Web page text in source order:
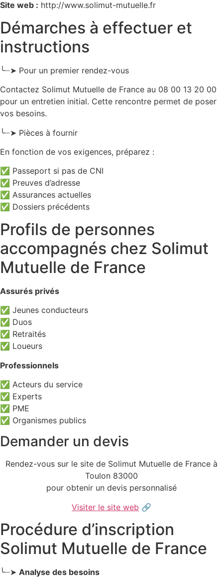
Site web : http://www.solimut-mutuelle.fr
Démarches à effectuer et
instructions
╰┈➤ Pour un premier rendez-vous
Contactez Solimut Mutuelle de France au 08 00 13 20 00
pour un entretien initial. Cette rencontre permet de poser
vos besoins.
╰┈➤ Pièces à fournir
En fonction de vos exigences, préparez :
✅ Passeport si pas de CNI
✅ Preuves d’adresse
✅ Assurances actuelles
✅ Dossiers précédents
Profils de personnes
accompagnés chez Solimut
Mutuelle de France
Assurés privés
✅ Jeunes conducteurs
✅ Duos
✅ Retraités
✅ Loueurs
Professionnels
✅ Acteurs du service
✅ Experts
✅ PME
✅ Organismes publics
Demander un devis
Rendez-vous sur le site de Solimut Mutuelle de France à
Toulon 83000
pour obtenir un devis personnalisé
Visiter le site web 🔗
Procédure d’inscription
Solimut Mutuelle de France
╰┈➤ Analyse des besoins